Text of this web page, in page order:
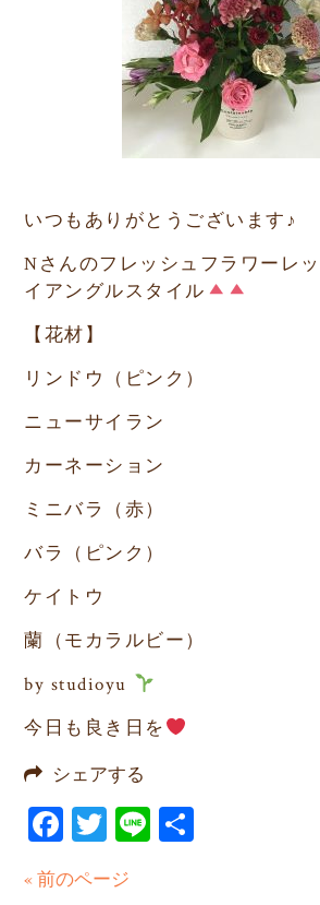
いつもありがとうございます♪
Nさんのフレッシュフラワーレ
イアングルスタイル
【花材】
リンドウ（ピンク）
ニューサイラン
カーネーション
ミニバラ（赤）
バラ（ピンク）
ケイトウ
蘭（モカラルビー）
by studioyu
今日も良き日を
シェアする
Facebook
Twitter
Line
« 前のページ